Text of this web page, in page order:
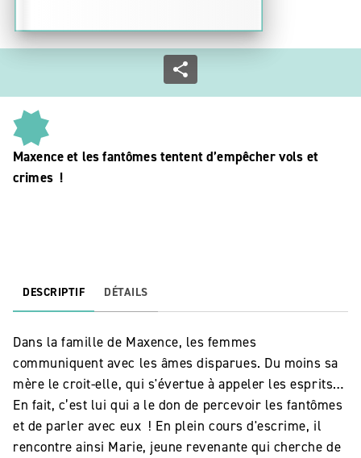
Maxence et les fantômes tentent d’empêcher vols et
crimes !
DESCRIPTIF DÉTAILS
Dans la famille de Maxence, les femmes
communiquent avec les âmes disparues. Du moins sa
mère le croit-elle, qui s'évertue à appeler les esprits…
En fait, c’est lui qui a le don de percevoir les fantômes
et de parler avec eux ! En plein cours d'escrime, il
rencontre ainsi Marie, jeune revenante qui cherche de